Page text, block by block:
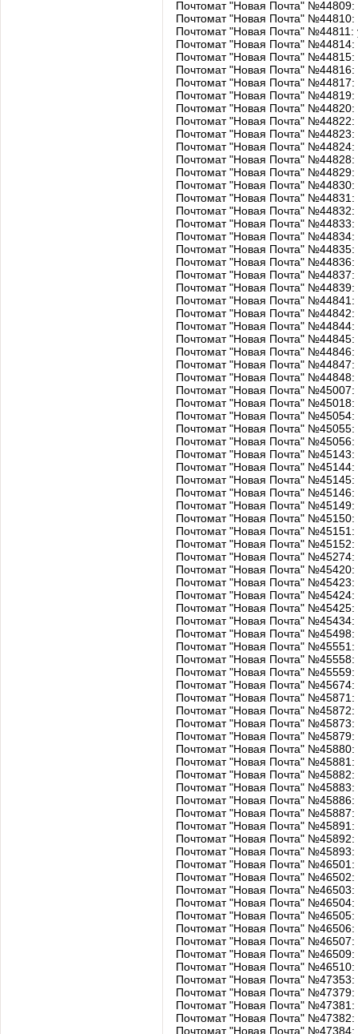
Почтомат "Новая Почта" №44809:
Почтомат "Новая Почта" №44810:
Почтомат "Новая Почта" №44811:
Почтомат "Новая Почта"
Почтомат "Новая Почта" №44815:
Почтомат "Новая Почта" №44816:
Почтомат "Новая Почта" №44817:
Почтомат "Новая Почта" №44819:
Почтомат "Новая Почта" №44820:
Почтомат "Новая Почта"
Почтомат "Новая Почта" №44823:
Почтомат "Новая Почта"
Почтомат "Новая Почта"
Почтомат "Новая Почта"
Почтомат "Новая Почта"
Почтомат "Новая Почта"
Почтомат "Новая Почта"
Почтомат "Новая Почта"
Почтомат "Новая Почта"
Почтомат "Новая Почта"
Почтомат "Новая Почта"
Почтомат "Новая Почта"
Почтомат "Новая Почта" №44839:
Почтомат "Новая Почта" №44841:
Почтомат "Новая Почта" №44842:
Почтомат "Новая Почта" №44844:
Почтомат "Новая Почта" №44845:
Почтомат "Новая Почта" №44846:
Почтомат "Новая Почта"
Почтомат "Новая Почта" №44848:
Почтомат "Новая Почта" №45007:
Почтомат "Новая Почта"
Почтомат "Новая Почта"
Почтомат "Новая Почта" №45055:
Почтомат "Новая Почта" №45056:
Почтомат "Новая Почта" №45143:
Почтомат "Новая Почта" №45144:
Почтомат "Новая Почта" №45145:
Почтомат "Новая Почта" №45146:
Почтомат "Новая Почта" №45149:
Почтомат "Новая Почта" №45150:
Почтомат "Новая Почта" №45151:
Почтомат "Новая Почта" №45152:
Почтомат "Новая Почта"
Почтомат "Новая Почта"
Почтомат "Новая Почта"
Почтомат "Новая Почта"
Почтомат "Новая Почта"
Почтомат "Новая Почта"
Почтомат "Новая Почта" №45498:
Почтомат "Новая Почта" №45551:
Почтомат "Новая Почта"
Почтомат "Новая Почта" №45559:
Почтомат "Новая Почта"
Почтомат "Новая Почта"
Почтомат "Новая Почта"
Почтомат "Новая Почта" №45873:
Почтомат "Новая Почта"
Почтомат "Новая Почта" №45880:
Почтомат "Новая Почта"
Почтомат "Новая Почта" №45882:
Почтомат "Новая Почта"
Почтомат "Новая Почта" №45886:
Почтомат "Новая Почта"
Почтомат "Новая Почта" №45891:
Почтомат "Новая Почта"
Почтомат "Новая Почта"
Почтомат "Новая Почта" №46501:
Почтомат "Новая Почта"
Почтомат "Новая Почта"
Почтомат "Новая Почта"
Почтомат "Новая Почта"
Почтомат "Новая Почта" №46506:
Почтомат "Новая Почта"
Почтомат "Новая Почта"
Почтомат "Новая Почта"
Почтомат "Новая Почта" №47353:
Почтомат "Новая Почта" №47379:
Почтомат "Новая Почта"
Почтомат "Новая Почта" №47382:
Почтомат "Новая Почта" №47384: